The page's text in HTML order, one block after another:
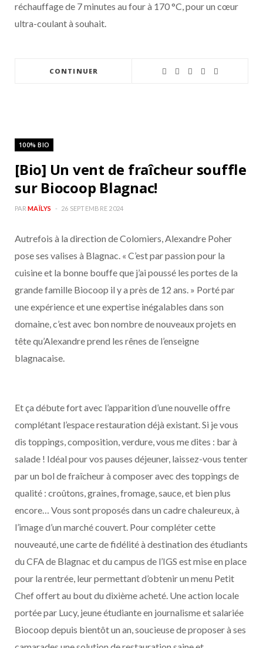
réchauffage de 7 minutes au four à 170 °C, pour un cœur
ultra-coulant à souhait.
CONTINUER
100% BIO
[Bio] Un vent de fraîcheur souffle
sur Biocoop Blagnac!
PAR MAÏLYS 26 SEPTEMBRE 2024
Autrefois à la direction de Colomiers, Alexandre Poher
pose ses valises à Blagnac. « C’est par passion pour la
cuisine et la bonne bouffe que j’ai poussé les portes de la
grande famille Biocoop il y a près de 12 ans. » Porté par
une expérience et une expertise inégalables dans son
domaine, c’est avec bon nombre de nouveaux projets en
tête qu’Alexandre prend les rênes de l’enseigne
blagnacaise.
Et ça débute fort avec l’apparition d’une nouvelle offre
complétant l’espace restauration déjà existant. Si je vous
dis toppings, composition, verdure, vous me dites : bar à
salade ! Idéal pour vos pauses déjeuner, laissez-vous tenter
par un bol de fraîcheur à composer avec des toppings de
qualité : croûtons, graines, fromage, sauce, et bien plus
encore… Vous sont proposés dans un cadre chaleureux, à
l’image d’un marché couvert. Pour compléter cette
nouveauté, une carte de fidélité à destination des étudiants
du CFA de Blagnac et du campus de l’IGS est mise en place
pour la rentrée, leur permettant d’obtenir un menu Petit
Chef offert au bout du dixième acheté. Une action locale
portée par Lucy, jeune étudiante en journalisme et salariée
Biocoop depuis bientôt un an, soucieuse de proposer à ses